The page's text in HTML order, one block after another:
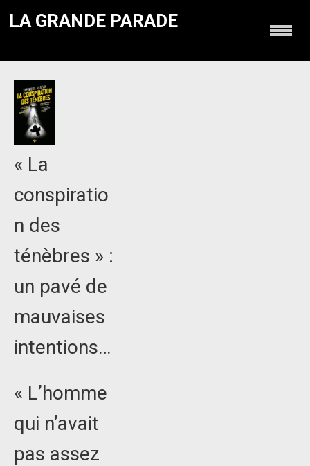
LA GRANDE PARADE
« La
conspiratio
n des
ténèbres » :
un pavé de
mauvaises
intentions…
« L’homme
qui n’avait
pas assez